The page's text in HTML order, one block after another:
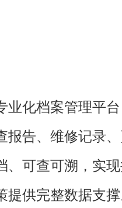
业化档案管理平
报告、维修记录
、可查可溯，实
供完整数据支撑